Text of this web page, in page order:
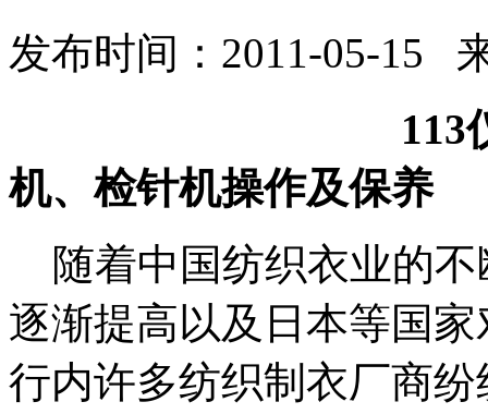
发布时间：2011-05-15
113仪器商城
机、检针机操作及保养
随着中国纺织衣业的不
逐渐提高以及日本等国
行内许多纺织制衣厂商